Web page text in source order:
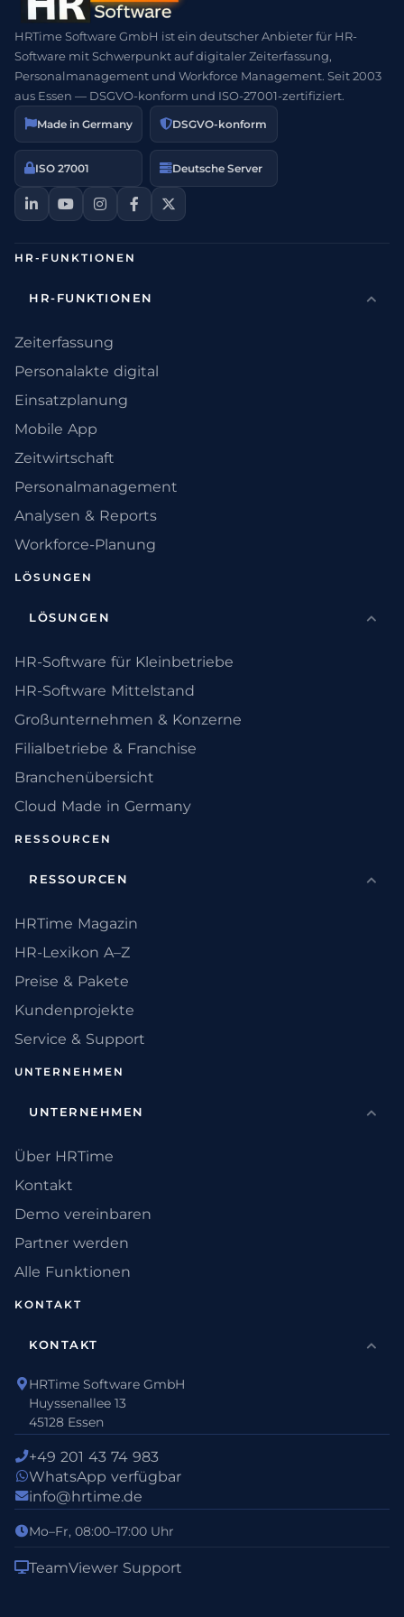
HRTime Software GmbH ist ein deutscher Anbieter für HR-
Software mit Schwerpunkt auf digitaler Zeiterfassung,
Personalmanagement und Workforce Management. Seit 2003
aus Essen — DSGVO-konform und ISO-27001-zertifiziert.
Made in Germany DSGVO-konform
ISO 27001 Deutsche Server
HR-FUNKTIONEN
HR-FUNKTIONEN
Zeiterfassung
Personalakte digital
Einsatzplanung
Mobile App
Zeitwirtschaft
Personalmanagement
Analysen & Reports
Workforce-Planung
LÖSUNGEN
LÖSUNGEN
HR-Software für Kleinbetriebe
HR-Software Mittelstand
Großunternehmen & Konzerne
Filialbetriebe & Franchise
Branchenübersicht
Cloud Made in Germany
RESSOURCEN
RESSOURCEN
HRTime Magazin
HR-Lexikon A–Z
Preise & Pakete
Kundenprojekte
Service & Support
UNTERNEHMEN
UNTERNEHMEN
Über HRTime
Kontakt
Demo vereinbaren
Partner werden
Alle Funktionen
KONTAKT
KONTAKT
HRTime Software GmbH
Huyssenallee 13
45128 Essen
+49 201 43 74 983
WhatsApp verfügbar
info@hrtime.de
Mo–Fr, 08:00–17:00 Uhr
TeamViewer Support